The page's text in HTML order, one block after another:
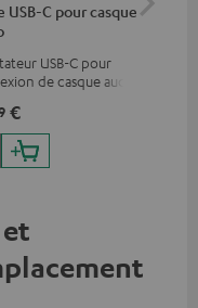
USB-C pour casque
USB-C pour
de casque audio
Android etc.
€